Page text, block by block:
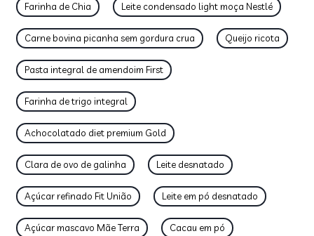
Farinha de Chia Leite condensado light moça Nestlé
Carne bovina picanha sem gordura crua Queijo ricota
Pasta integral de amendoim First
Farinha de trigo integral
Achocolatado diet premium Gold
Clara de ovo de galinha Leite desnatado
Açúcar refinado Fit União Leite em pó desnatado
Açúcar mascavo Mãe Terra Cacau em pó